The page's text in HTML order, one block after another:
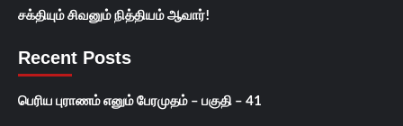
சக்தியும் சிவனும் நித்தியம் ஆவார்!
Recent Posts
பெரிய புராணம் எனும் பேரமுதம் – பகுதி – 41